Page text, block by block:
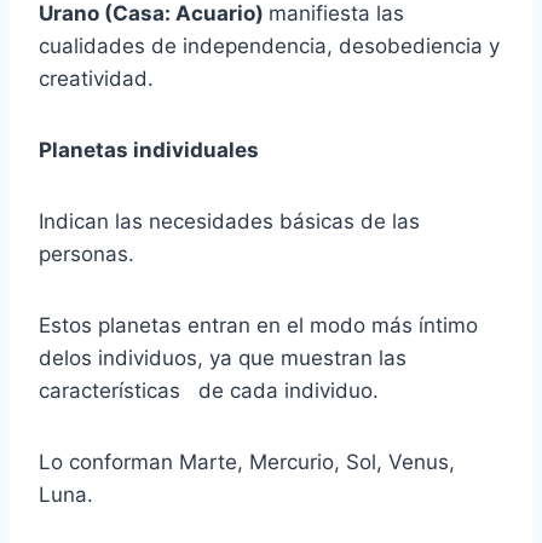
Urano (Casa: Acuario) manifiesta las
cualidades de independencia, desobediencia y
creatividad.
Planetas individuales
Indican las necesidades básicas de las
personas.
Estos planetas entran en el modo más íntimo
delos individuos, ya que muestran las
características de cada individuo.
Lo conforman Marte, Mercurio, Sol, Venus,
Luna.